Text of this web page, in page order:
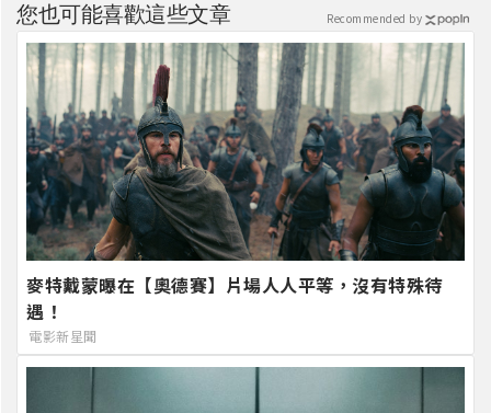
您也可能喜歡這些文章
麥特戴蒙曝在【奧德賽】片場人人平等，沒有特殊待
遇！
電影新星聞
Recommended by